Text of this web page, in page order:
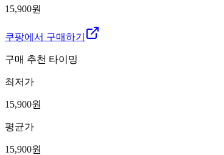
15,900원
쿠팡에서 구매하기
구매 추천 타이밍
최저가
15,900원
평균가
15,900원